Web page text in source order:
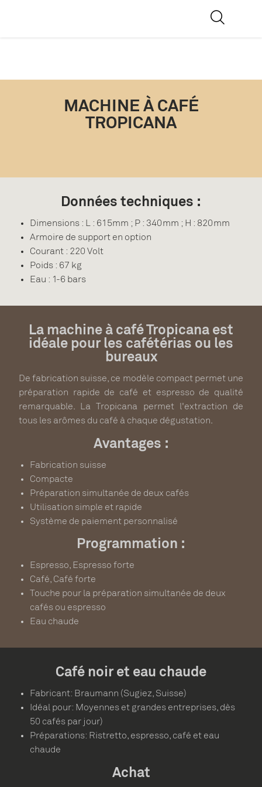
MACHINE À CAFÉ
TROPICANA
Données techniques :
Dimensions : L : 615mm ; P : 340mm ; H : 820mm
Armoire de support en option
Courant : 220 Volt
Poids : 67 kg
Eau : 1-6 bars
La machine à café Tropicana est
idéale pour les cafétérias ou les
bureaux
De fabrication suisse, ce modèle compact permet une
préparation rapide de café et espresso de qualité
remarquable. La Tropicana permet l'extraction de
tous les arômes du café à chaque dégustation.
Avantages :
Fabrication suisse
Compacte
Préparation simultanée de deux cafés
Utilisation simple et rapide
Système de paiement personnalisé
Programmation :
Espresso, Espresso forte
Café, Café forte
Touche pour la préparation simultanée de deux
cafés ou espresso
Eau chaude
Café noir et eau chaude
Fabricant: Braumann (Sugiez, Suisse)
Idéal pour: Moyennes et grandes entreprises, dès
50 cafés par jour)
Préparations: Ristretto, espresso, café et eau
chaude
Achat